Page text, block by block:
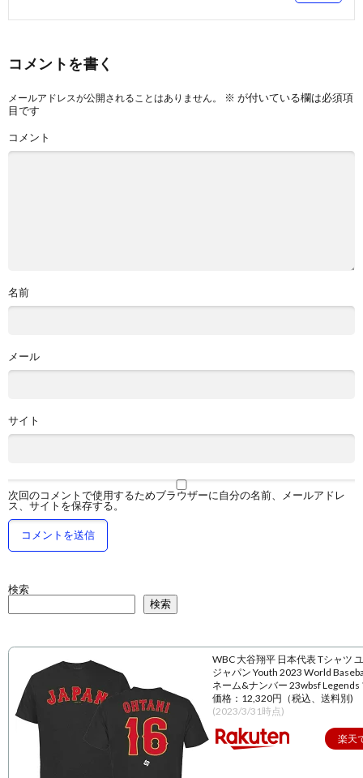
コメントを書く
メールアドレスが公開されることはありません。 ※ が付いている欄は必須項
目です
コメント
名前
メール
サイト
次回のコメントで使用するためブラウザーに自分の名前、メールアドレ
ス、サイトを保存する。
検索
検索
WBC 大谷翔平 日本代表 Tシャツ
ジャパン Youth 2023 World
ネーム&ナンバー 23wbsf Legends
価格：12,320円（税込、送料別)
(2023/3/31時点)
楽天